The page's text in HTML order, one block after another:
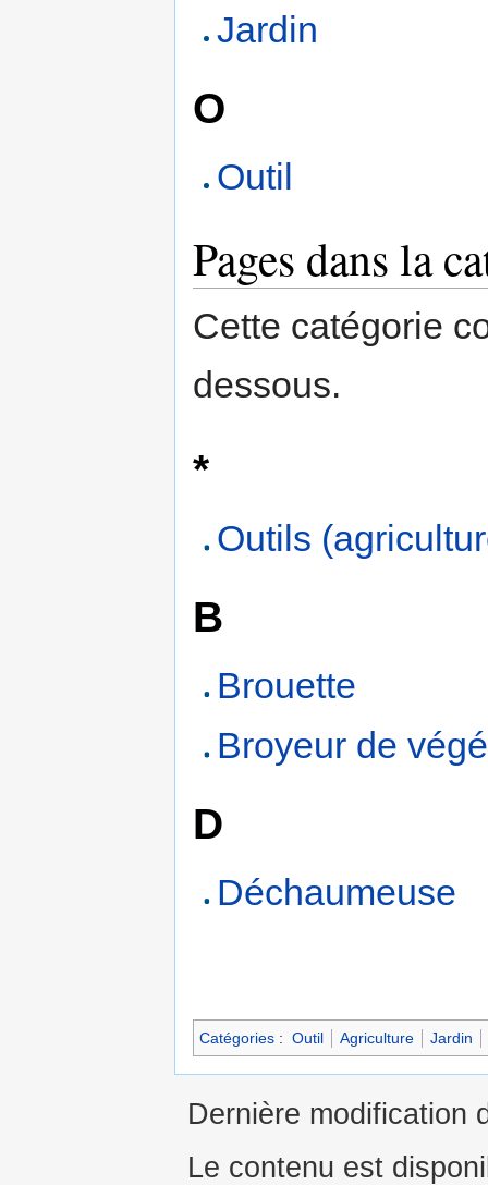
Jardin
O
Outil
Pages dans la
Cette catégorie
dessous.
*
Outils
B
Brouette
Broyeur de
D
Déchaumeuse
Catégories : Outil Agriculture Jardin
Dernière modification
Le contenu est